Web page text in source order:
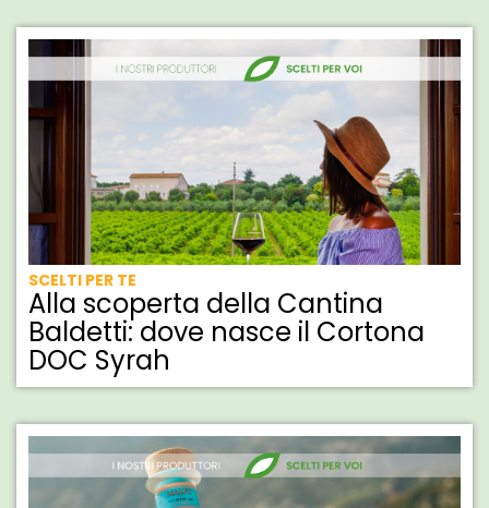
SCELTI PER TE
Alla scoperta della Cantina
Baldetti: dove nasce il Cortona
DOC Syrah